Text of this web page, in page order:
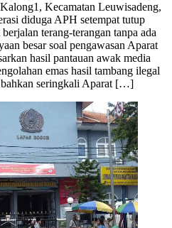
Kecamatan Leuwisadeng,
diduga APH setempat tutup
terang-terangan tanpa ada
besar soal pengawasan Aparat
hasil pantauan awak media
emas hasil tambang ilegal
seringkali Aparat […]